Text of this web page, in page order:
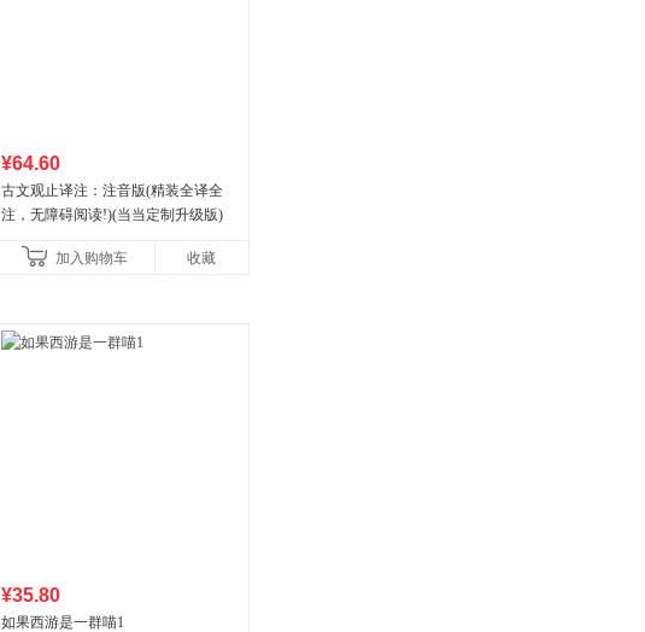
¥64.60
古文观止译注：注音版(精装全译全
注，无障碍阅读!)(当当定制升级版)
加入购物车 收藏
¥35.80
如果西游是一群喵1